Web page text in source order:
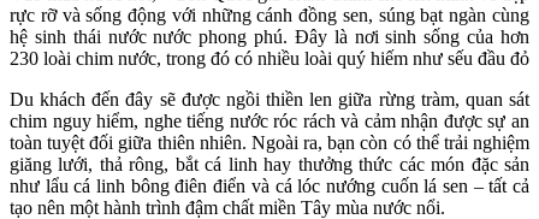
rực rỡ và sống động với những cánh đồng sen, súng bạt ngàn cùng
hệ sinh thái nước nước phong phú. Đây là nơi sinh sống của hơn
230 loài chim nước, trong đó có nhiều loài quý hiếm như sếu đầu đỏ
Du khách đến đây sẽ được ngồi thiền len giữa rừng tràm, quan sát
chim nguy hiểm, nghe tiếng nước róc rách và cảm nhận được sự an
toàn tuyệt đối giữa thiên nhiên. Ngoài ra, bạn còn có thể trải nghiệm
giăng lưới, thả rông, bắt cá linh hay thưởng thức các món đặc sản
như lẩu cá linh bông điên điển và cá lóc nướng cuốn lá sen – tất cả
tạo nên một hành trình đậm chất miền Tây mùa nước nổi.